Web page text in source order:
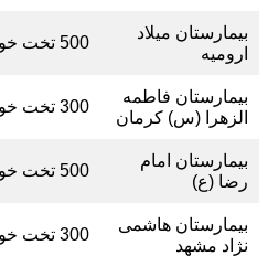
بیمارستان میلاد
ارومیه
500 تخت خوابی
بیمارستان فاطمه
الزهرا (س) کرمان
300 تخت خوابی
بیمارستان امام
رضا (ع)
500 تخت خوابی
بیمارستان هاشمی
نژاد مشهد
300 تخت خوابی